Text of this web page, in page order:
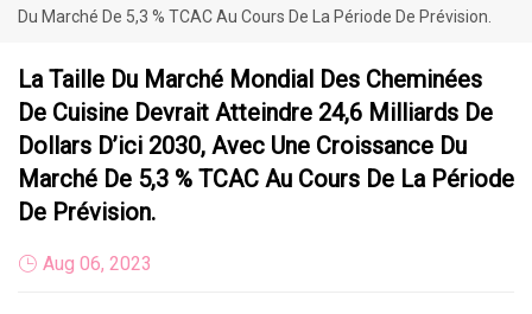
Du Marché De 5,3 % TCAC Au Cours De La Période De Prévision.
La Taille Du Marché Mondial Des Cheminées
De Cuisine Devrait Atteindre 24,6 Milliards De
Dollars D’ici 2030, Avec Une Croissance Du
Marché De 5,3 % TCAC Au Cours De La Période
De Prévision.
Aug 06, 2023